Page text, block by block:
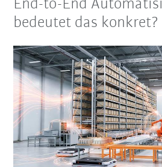
End-to-End
bedeutet das konkret?